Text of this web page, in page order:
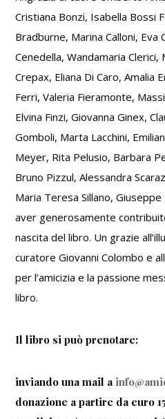
Cristiana Bonzi, Isabella Bossi
Bradburne, Marina Calloni, Eva
Cenedella, Wandamaria
Crepax, Eliana Di Caro, Amalia
Ferri, Valeria Fieramonte,
Elvina Finzi, Giovanna Ginex,
Gomboli, Marta Lacchini,
Meyer, Rita Pelusio, Barbara
Bruno Pizzul, Alessandra
Maria Teresa Sillano,
aver generosamente
nascita del libro. Un grazie
curatore Giovanni Colombo e
per l’amicizia e la passione
libro.
Il libro si può prenotare:
inviando una mail a
donazione a partire da euro